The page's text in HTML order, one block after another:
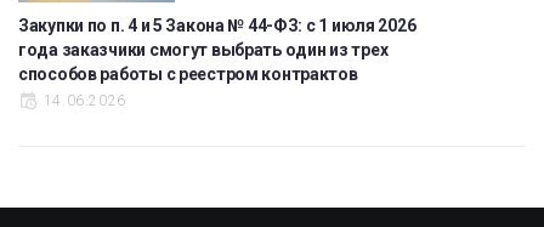
Закупки по п. 4 и 5 Закона № 44-ФЗ: с 1 июля 2026
года заказчики смогут выбрать один из трех
способов работы с реестром контрактов
14.06.2026